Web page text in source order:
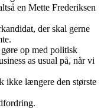
en Mette Frederiksen
der skal gerne
op med politisk
as usual på, når vi
ikke længere den største